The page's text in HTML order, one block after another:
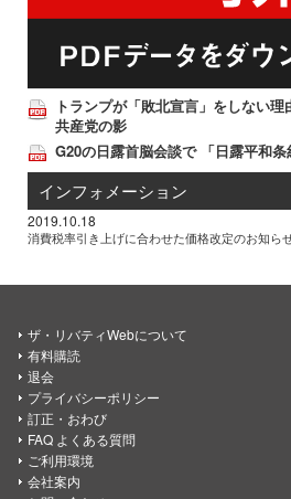
トランプが「敗北宣言」をしない
共産党の影
G20の日露首脳会談で 「日露平和
インフォメーション
2019.10.18
消費税率引き上げに合わせた価格改定のお知ら
ザ・リバティWebについて
有料購読
退会
プライバシーポリシー
訂正・おわび
FAQ よくある質問
ご利用環境
会社案内